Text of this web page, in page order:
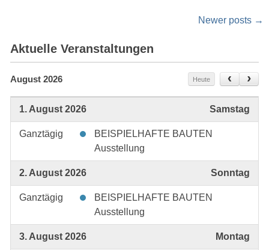
Newer posts →
Aktuelle Veranstaltungen
August 2026 Heute
1. August 2026 Samstag
Ganztägig
BEISPIELHAFTE BAUTEN
Ausstellung
2. August 2026 Sonntag
Ganztägig
BEISPIELHAFTE BAUTEN
Ausstellung
3. August 2026 Montag